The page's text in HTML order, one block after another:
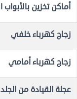
أماكن تخزين بالأبواب
زجاج كهرباء خلفي
زجاج كهرباء أمامي
عجلة القيادة من الجلد